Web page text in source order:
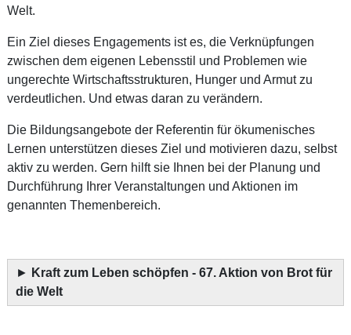
Welt.
Ein Ziel dieses Engagements ist es, die Verknüpfungen
zwischen dem eigenen Lebensstil und Problemen wie
ungerechte Wirtschaftsstrukturen, Hunger und Armut zu
verdeutlichen. Und etwas daran zu verändern.
Die Bildungsangebote der Referentin für ökumenisches
Lernen unterstützen dieses Ziel und motivieren dazu, selbst
aktiv zu werden. Gern hilft sie Ihnen bei der Planung und
Durchführung Ihrer Veranstaltungen und Aktionen im
genannten Themenbereich.
► Kraft zum Leben schöpfen - 67. Aktion von Brot für
die Welt